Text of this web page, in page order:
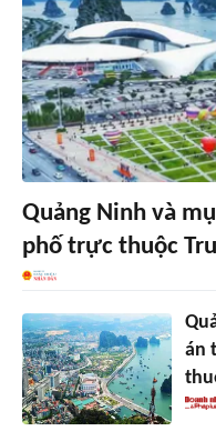
Quảng Ninh và
phố trực thuộc
án